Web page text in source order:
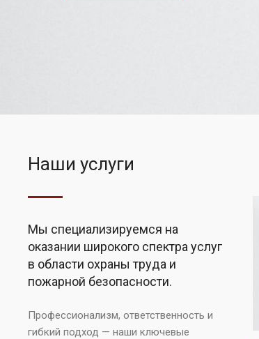
Наши услуги
Мы специализируемся на
оказании широкого спектра услуг
в области охраны труда и
пожарной безопасности.
Профессионализм, ответственность и
гибкий подход — наши ключевые